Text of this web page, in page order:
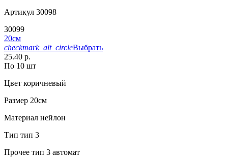
Артикул 30098
30099
20см
checkmark_alt_circleВыбрать
25.40 р.
По 10 шт
Цвет коричневый
Размер 20см
Материал нейлон
Тип тип 3
Прочее тип 3 автомат